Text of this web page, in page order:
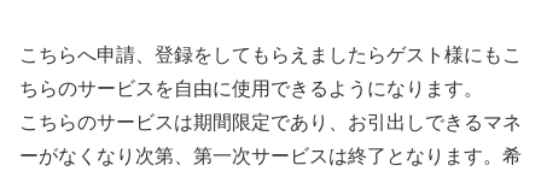
こちらへ申請、登録をしてもらえましたらゲスト様にもこ
ちらのサービスを自由に使用できるようになります。
こちらのサービスは期間限定であり、お引出しできるマネ
ーがなくなり次第、第一次サービスは終了となります。希